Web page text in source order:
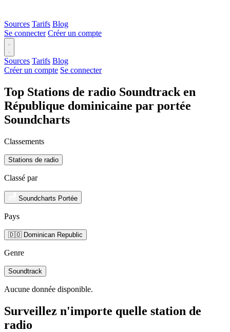
Sources Tarifs Blog
Se connecter Créer un compte
Sources Tarifs Blog
Créer un compte Se connecter
Top Stations de radio Soundtrack en
République dominicaine par portée
Soundcharts
Classements
Stations de radio
Classé par
Soundcharts Portée
Pays
🇩🇴 Dominican Republic
Genre
Soundtrack
Aucune donnée disponible.
Surveillez n'importe quelle station de
radio